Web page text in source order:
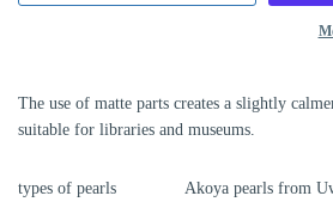
The use of matte parts creates a slightly
suitable for libraries and museums.
types of pearls Akoya pearls from